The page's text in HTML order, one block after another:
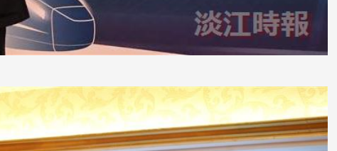
4 版 捐款征信、其他消
息
欢迎使用「淡江大学校园征才
线上系统」
4 版 捐款征信、其他消
息
捐款芳名录